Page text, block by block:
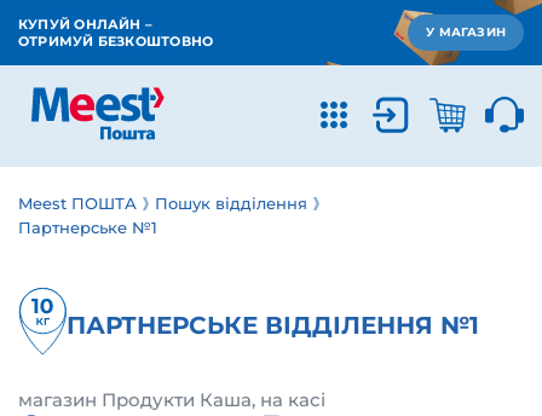
КУПУЙ ОНЛАЙН –
ОТРИМУЙ БЕЗКОШТОВНО
У МАГАЗИН
Meest ПОШТА
Пошук відділення
Партнерське №1
ПАРТНЕРСЬКЕ ВІДДІЛЕННЯ №1
магазин Продукти Каша, на касі